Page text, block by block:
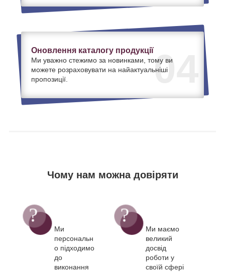
04
Оновлення каталогу продукції
Ми уважно стежимо за новинками, тому ви
можете розраховувати на найактуальніші
пропозиції.
Чому нам можна довіряти
Ми
персональн
о підходимо
до
виконання
Ми маємо
великий
досвід
роботи у
своїй сфері